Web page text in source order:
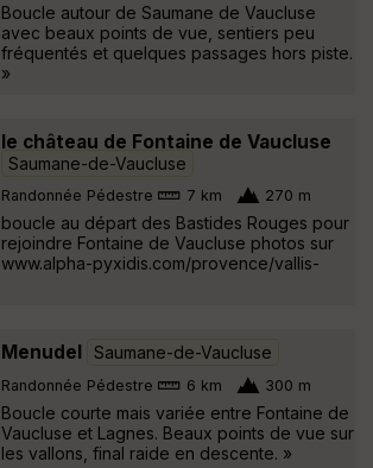
Boucle autour de Saumane de Vaucluse
avec beaux points de vue, sentiers peu
fréquentés et quelques passages hors piste.
»
le château de Fontaine de Vaucluse
Saumane-de-Vaucluse
Randonnée Pédestre 7 km 270 m
boucle au départ des Bastides Rouges pour
rejoindre Fontaine de Vaucluse photos sur
www.alpha-pyxidis.com/provence/vallis-
Menudel Saumane-de-Vaucluse
Randonnée Pédestre 6 km 300 m
Boucle courte mais variée entre Fontaine de
Vaucluse et Lagnes. Beaux points de vue sur
les vallons, final raide en descente. »